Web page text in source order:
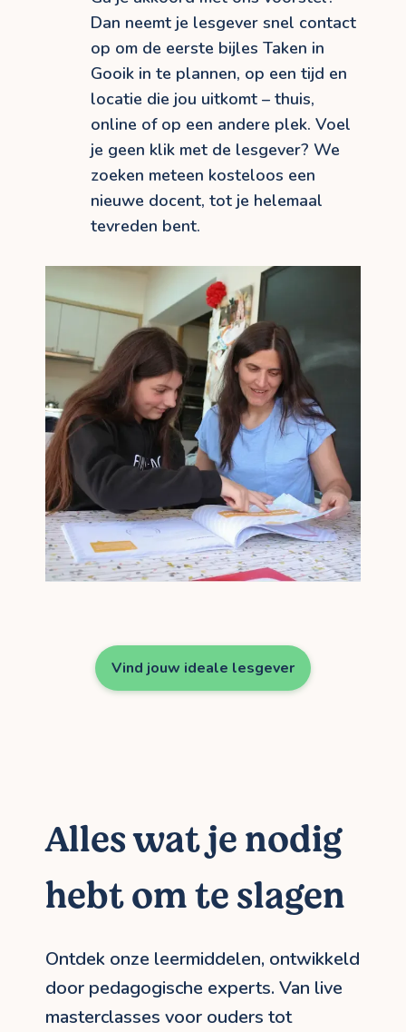
Dan neemt je lesgever snel contact
op om de eerste bijles Taken in
Gooik in te plannen, op een tijd en
locatie die jou uitkomt – thuis,
online of op een andere plek. Voel
je geen klik met de lesgever? We
zoeken meteen kosteloos een
nieuwe docent, tot je helemaal
tevreden bent.
Vind jouw ideale lesgever
Alles wat je nodig
hebt om te slagen
Ontdek onze leermiddelen, ontwikkeld
door pedagogische experts. Van live
masterclasses voor ouders tot